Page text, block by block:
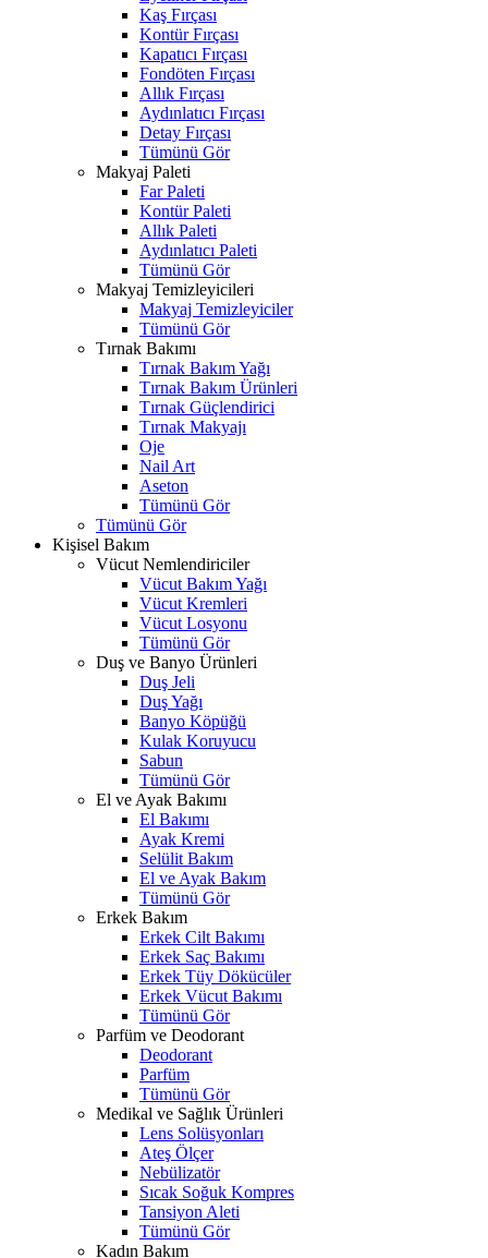
Kaş Fırçası
Kontür Fırçası
Kapatıcı Fırçası
Fondöten Fırçası
Allık Fırçası
Aydınlatıcı Fırçası
Detay Fırçası
Tümünü Gör
Makyaj Paleti
Far Paleti
Kontür Paleti
Allık Paleti
Aydınlatıcı Paleti
Tümünü Gör
Makyaj Temizleyicileri
Makyaj Temizleyiciler
Tümünü Gör
Tırnak Bakımı
Tırnak Bakım Yağı
Tırnak Bakım Ürünleri
Tırnak Güçlendirici
Tırnak Makyajı
Oje
Nail Art
Aseton
Tümünü Gör
Tümünü Gör
Kişisel Bakım
Vücut Nemlendiriciler
Vücut Bakım Yağı
Vücut Kremleri
Vücut Losyonu
Tümünü Gör
Duş ve Banyo Ürünleri
Duş Jeli
Duş Yağı
Banyo Köpüğü
Kulak Koruyucu
Sabun
Tümünü Gör
El ve Ayak Bakımı
El Bakımı
Ayak Kremi
Selülit Bakım
El ve Ayak Bakım
Tümünü Gör
Erkek Bakım
Erkek Cilt Bakımı
Erkek Saç Bakımı
Erkek Tüy Dökücüler
Erkek Vücut Bakımı
Tümünü Gör
Parfüm ve Deodorant
Deodorant
Parfüm
Tümünü Gör
Medikal ve Sağlık Ürünleri
Lens Solüsyonları
Ateş Ölçer
Nebülizatör
Sıcak Soğuk Kompres
Tansiyon Aleti
Tümünü Gör
Kadın Bakım